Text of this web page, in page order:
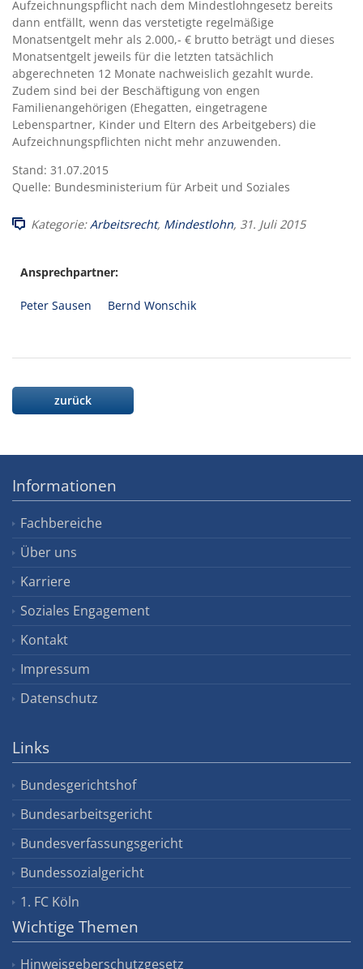
Aufzeichnungspflicht nach dem Mindestlohngesetz bereits
dann entfällt, wenn das verstetigte regelmäßige
Monatsentgelt mehr als 2.000,- € brutto beträgt und dieses
Monatsentgelt jeweils für die letzten tatsächlich
abgerechneten 12 Monate nachweislich gezahlt wurde.
Zudem sind bei der Beschäftigung von engen
Familienangehörigen (Ehegatten, eingetragene
Lebenspartner, Kinder und Eltern des Arbeitgebers) die
Aufzeichnungspflichten nicht mehr anzuwenden.
Stand: 31.07.2015
Quelle: Bundesministerium für Arbeit und Soziales
Kategorie:Arbeitsrecht, Mindestlohn, 31. Juli 2015
Ansprechpartner:
Peter Sausen Bernd Wonschik
zurück
Informationen
Fachbereiche
Über uns
Karriere
Soziales Engagement
Kontakt
Impressum
Datenschutz
Links
Bundesgerichtshof
Bundesarbeitsgericht
Bundesverfassungsgericht
Bundessozialgericht
1. FC Köln
Wichtige Themen
Hinweisgeberschutzgesetz